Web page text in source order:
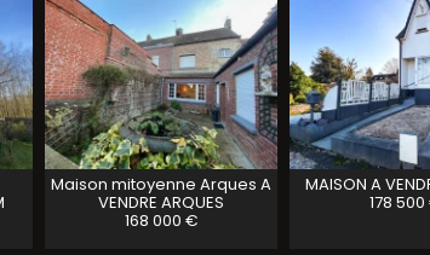
Maison mitoyenne Arques A
VENDRE ARQUES
168 000 €
MAISON A
178